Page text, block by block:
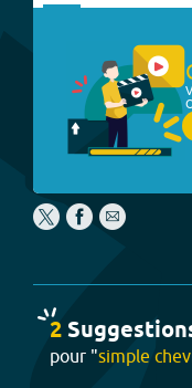
2Suggestion
pour "simple